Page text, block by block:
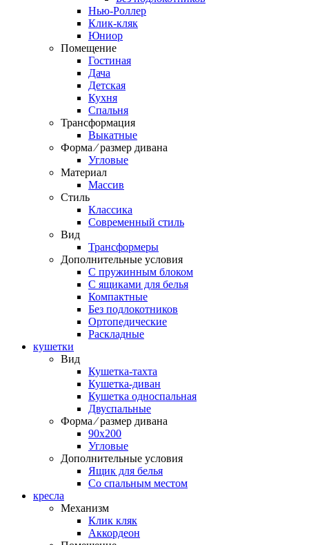
Нью-Роллер
Клик-кляк
Юниор
Помещение
Гостиная
Дача
Детская
Кухня
Спальня
Трансформация
Выкатные
Форма ⁄ размер дивана
Угловые
Материал
Массив
Стиль
Классика
Современный стиль
Вид
Трансформеры
Дополнительные условия
С пружинным блоком
С ящиками для белья
Компактные
Без подлокотников
Ортопедические
Раскладные
кушетки
Вид
Кушетка-тахта
Кушетка-диван
Кушетка односпальная
Двуспальные
Форма ⁄ размер дивана
90х200
Угловые
Дополнительные условия
Ящик для белья
Со спальным местом
кресла
Механизм
Клик кляк
Аккордеон